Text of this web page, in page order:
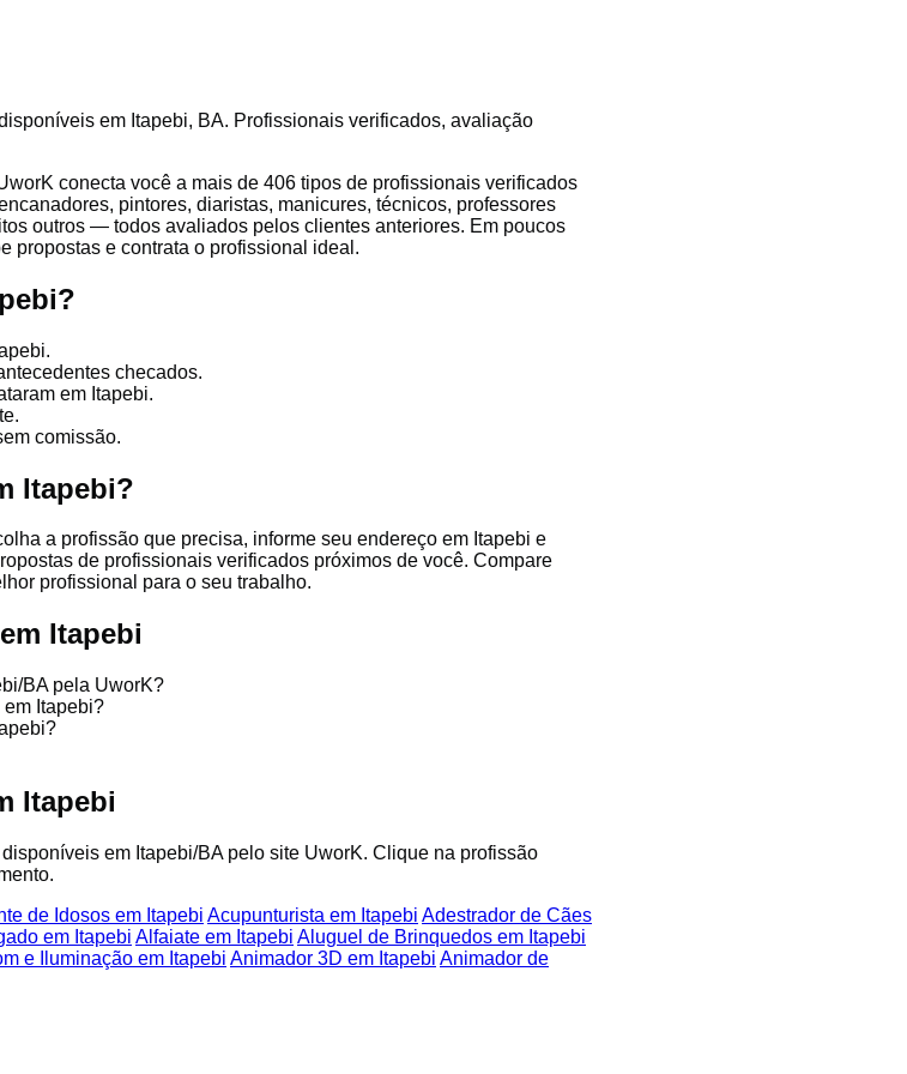
em Itapebi, BA. Profissionais verificados, avaliação
conecta você a mais de 406 tipos de profissionais verificados
pintores, diaristas, manicures, técnicos, professores
outros — todos avaliados pelos clientes anteriores. Em poucos
propostas e contrata o profissional ideal.
checados.
em Itapebi.
comissão.
Itapebi?
a profissão que precisa, informe seu endereço em Itapebi e
de profissionais verificados próximos de você. Compare
profissional para o seu trabalho.
Itapebi
BA pela UworK?
Itapebi?
Itapebi
em Itapebi/BA pelo site UworK. Clique na profissão
de Idosos em Itapebi Acupunturista em Itapebi Adestrador de Cães
em Itapebi Alfaiate em Itapebi Aluguel de Brinquedos em Itapebi
e Iluminação em Itapebi Animador 3D em Itapebi Animador de